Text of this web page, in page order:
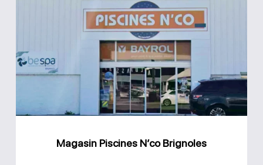
Piscines
N’co
Brignoles
Magasin Piscines N’co Brignoles